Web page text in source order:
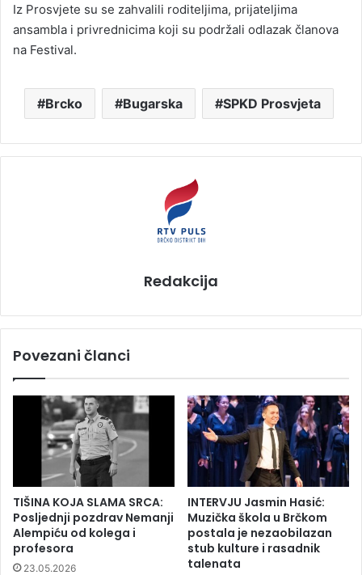
Iz Prosvjete su se zahvalili roditeljima, prijateljima
ansambla i privrednicima koji su podržali odlazak članova
na Festival.
Brcko Bugarska SPKD Prosvjeta
Redakcija
Povezani članci
TIŠINA KOJA SLAMA SRCA:
Posljednji pozdrav Nemanji
Alempiću od kolega i
profesora
23.05.2026
INTERVJU Jasmin Hasić:
Muzička škola u Brčkom
postala je nezaobilazan
stub kulture i rasadnik
talenata